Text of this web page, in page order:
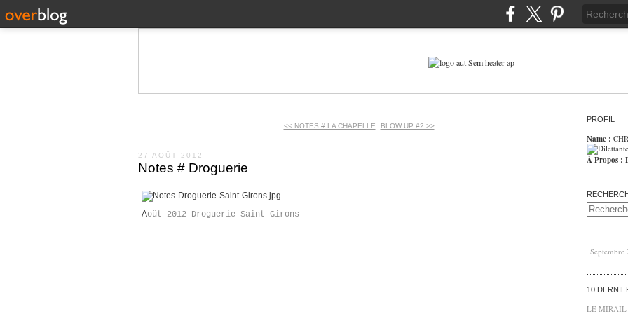
<< NOTES # LA CHAPELLE BLOW UP #2 >>
27 AOÛT 2012
Notes # Droguerie
Août 2012 Droguerie Saint-Girons
PROFIL
Name :
À Propos :
10
LE MIRAIL